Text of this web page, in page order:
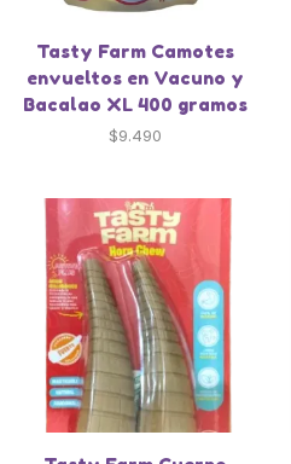
Tasty Farm Camotes
envueltos en Vacuno y
Bacalao XL 400 gramos
$9.490